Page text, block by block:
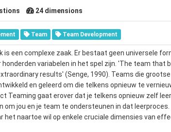
24 dimensions
Team Team Development
is een complexe zaak. Er bestaat geen universele
honderden variabelen in het spel zijn. 'The team
results' (Senge, 1990). Teams die
en geleerd om die telkens opnieuw te
Teaming gaat erover dat je telkens opnieuw zelf
om jou en je team te ondersteunen in dat
het naartoe wil op enkele cruciale dimensies van